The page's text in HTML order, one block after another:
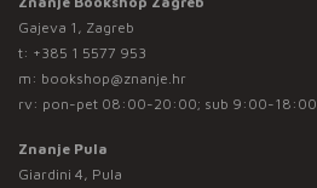
Gajeva 1, Zagreb
t: +385 1 5577 953
m: bookshop@znanje.hr
rv: pon-pet 08:00-20:00; sub 9:00-18:00
Znanje Pula
Giardini 4, Pula